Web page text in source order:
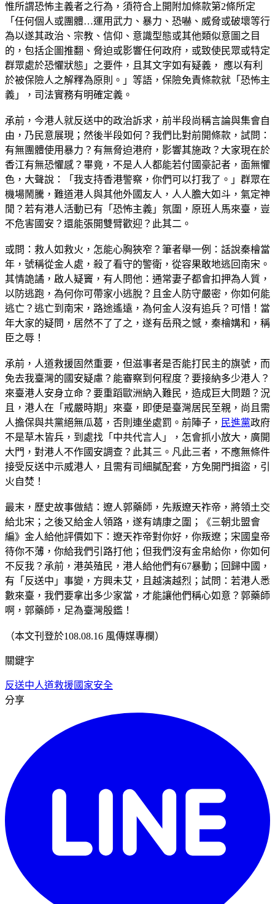
惟所謂恐怖主義者之行為，須符合上開附加條款第2條所定
「任何個人或團體…運用武力、暴力、恐嚇、威脅或破壞等行
為以遂其政治、宗教、信仰、意識型態或其他類似意圖之目
的，包括企圖推翻、脅迫或影響任何政府，或致使民眾或特定
群眾處於恐懼狀態」之要件，且其文字如有疑義， 應以有利
於被保險人之解釋為原則。」等語，保險免責條款就「恐怖主
義」，司法實務有明確定義。
承前，今港人就反送中的政治訴求，前半段尚稱言論與集會自
由，乃民意展現；然後半段如何？我們比對前開條款，試問：
有無團體使用暴力？有無脅迫港府，影響其施政？大家現在於
香江有無恐懼感？畢竟，不是人人都能若付國豪記者，面無懼
色，大聲說：「我支持香港警察，你們可以打我了。」群眾在
機場鬧騰，難道港人與其他外國友人，人人膽大如斗，氣定神
閒？若有港人活動已有「恐怖主義」氛圍，原班人馬來臺，豈
不危害國安？還能張開雙臂歡迎？此其二。
或問：救人如救火，怎能心胸狹窄？筆者舉一例：話說秦檜當
年，號稱從金人處，殺了看守的警衛，從容果敢地逃回南宋。
其情詭譎，啟人疑竇，有人問他：通常妻子都會扣押為人質，
以防逃跑，為何你可帶家小逃脫？且金人防守嚴密，你如何能
逃亡？逃亡到南宋，路途遙遠，為何金人沒有追兵？可惜！當
年大家的疑問，居然不了了之，遂有岳飛之憾，秦檜媾和，稱
臣之辱！
承前，人道救援固然重要，但滋事者是否能打民主的旗號，而
免去我臺灣的國安疑慮？能審察到何程度？要接納多少港人？
來臺港人安身立命？要重蹈歐洲納入難民，造成巨大問題？況
且，港人在「戒嚴時期」來臺，即便是臺灣居民至親，尚且需
人擔保與共黨絕無瓜葛，否則連坐處罰。前陣子， 民進黨政府
不是草木皆兵，到處找「中共代言人」，怎會抓小放大，廣開
大門，對港人不作國安調查？此其三。凡此三者，不應無條件
接受反送中示威港人，且需有司細膩配套，方免開門揖盜，引
火自焚！
最末，歷史故事做結：遼人郭藥師，先叛遼天祚帝，將領土交
給北宋；之後又給金人領路，遂有靖康之圍；《三朝北盟會
編》金人給他評價如下：遼天祚帝對你好，你叛遼；宋國皇帝
待你不薄，你給我們引路打他；但我們沒有金帛給你，你如何
不反我？承前，港英殖民，港人給他們有67暴動；回歸中國，
有「反送中」事變，方興未艾，且越演越烈；試問：若港人悉
數來臺，我們要拿出多少家當，才能讓他們稱心如意？郭藥師
啊，郭藥師，足為臺灣殷鑑！
（本文刊登於108.08.16 風傳媒專欄）
關鍵字
反送中人道救援國家安全
分享